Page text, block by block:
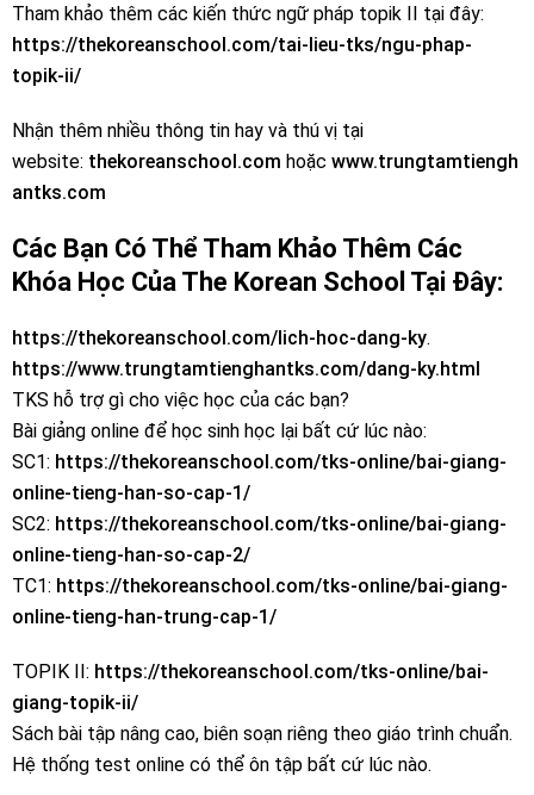
Tham khảo thêm các kiến thức ngữ pháp topik II tại đây:
https://thekoreanschool.com/tai-lieu-tks/ngu-phap-
topik-ii/
Nhận thêm nhiều thông tin hay và thú vị tại
website: thekoreanschool.com hoặc www.trungtamtiengh
antks.com
Các Bạn Có Thể Tham Khảo Thêm Các
Khóa Học Của The Korean School Tại Đây:
https://thekoreanschool.com/lich-hoc-dang-ky.
https://www.trungtamtienghantks.com/dang-ky.html
TKS hỗ trợ gì cho việc học của các bạn?
Bài giảng online để học sinh học lại bất cứ lúc nào:
SC1: https://thekoreanschool.com/tks-online/bai-giang-
online-tieng-han-so-cap-1/
SC2: https://thekoreanschool.com/tks-online/bai-giang-
online-tieng-han-so-cap-2/
TC1: https://thekoreanschool.com/tks-online/bai-giang-
online-tieng-han-trung-cap-1/
TOPIK II: https://thekoreanschool.com/tks-online/bai-
giang-topik-ii/
Sách bài tập nâng cao, biên soạn riêng theo giáo trình chuẩn.
Hệ thống test online có thể ôn tập bất cứ lúc nào.